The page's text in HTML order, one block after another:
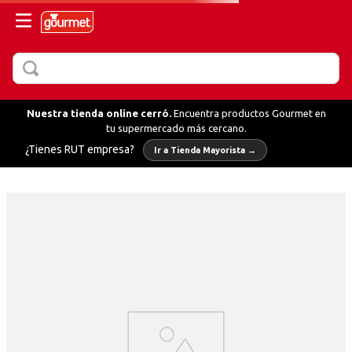
BUSCAR
BUSCADOS
Nuestra tienda online cerró.Encuentra productos Gourmet en
tu supermercado más cercano.
¿Tienes RUT empresa? Ir a Tienda Mayorista →